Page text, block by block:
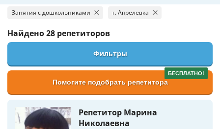
Занятия с дошкольниками г. Апрелевка
Найдено28 репетиторов
Фильтры
БЕСПЛАТНО!
Помогите подобрать репетитора
Репетитор Марина
Николаевна